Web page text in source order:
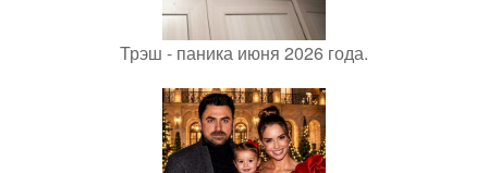
Трэш - паника июня 2026 года.